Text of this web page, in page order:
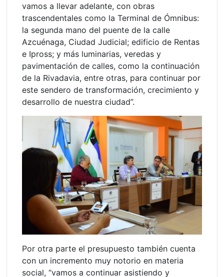
vamos a llevar adelante, con obras
trascendentales como la Terminal de Ómnibus:
la segunda mano del puente de la calle
Azcuénaga, Ciudad Judicial; edificio de Rentas
e Ipross; y más luminarias, veredas y
pavimentación de calles, como la continuación
de la Rivadavia, entre otras, para continuar por
este sendero de transformación, crecimiento y
desarrollo de nuestra ciudad”.
Por otra parte el presupuesto también cuenta
con un incremento muy notorio en materia
social, “vamos a continuar asistiendo y